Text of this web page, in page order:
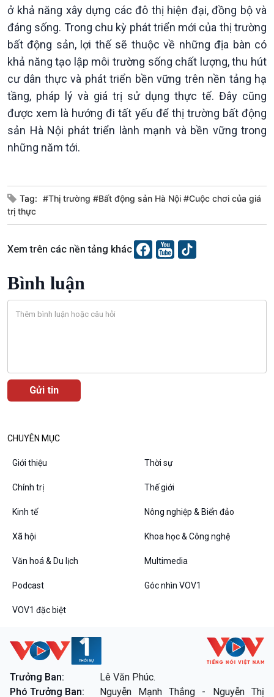
VOV1 đặc biệt
Chân dung cuộc sống
Các chương trình đặc biệt
ở khả năng xây dựng các đô thị hiện đại, đồng bộ và
đáng sống. Trong chu kỳ phát triển mới của thị trường
bất động sản, lợi thế sẽ thuộc về những địa bàn có
khả năng tạo lập môi trường sống chất lượng, thu hút
cư dân thực và phát triển bền vững trên nền tảng hạ
tầng, pháp lý và giá trị sử dụng thực tế. Đây cũng
được xem là hướng đi tất yếu để thị trường bất động
sản Hà Nội phát triển lành mạnh và bền vững trong
những năm tới.
Tag: #Thị trường #Bất động sản Hà Nội #Cuộc chơi của giá
trị thực
Xem trên các nền tảng khác
Bình luận
CHUYÊN MỤC
Giới thiệu Thời sự
Chính trị Thế giới
Kinh tế Nông nghiệp & Biển đảo
Xã hội Khoa học & Công nghệ
Văn hoá & Du lịch Multimedia
Podcast Góc nhìn VOV1
VOV1 đặc biệt
Trưởng Ban:
Lê Văn Phúc.
Phó Trưởng Ban:
Nguyễn Mạnh Thắng - Nguyễn Thị